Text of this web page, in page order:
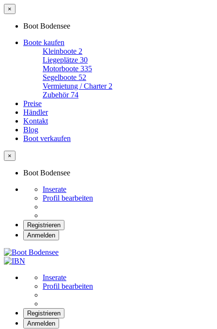
×
Boot Bodensee
Boote kaufen
Kleinboote 2
Liegeplätze 30
Motorboote 335
Segelboote 52
Vermietung / Charter 2
Zubehör 74
Preise
Händler
Kontakt
Blog
Boot verkaufen
×
Boot Bodensee
Inserate
Profil bearbeiten
Registrieren
Anmelden
Inserate
Profil bearbeiten
Registrieren
Anmelden